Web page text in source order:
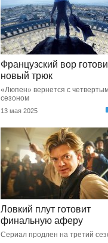
Французский вор
новый трюк
«Люпен» вернется с
сезоном
13 мая 2025
Ловкий плут готовит
финальную аферу
Сериал продлен на третий